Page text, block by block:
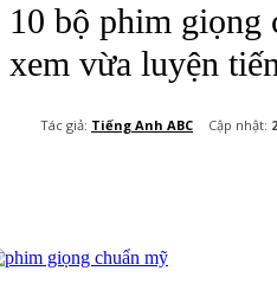
10 bộ phim giọng
xem vừa luyện
Tác giả: Tiếng Anh ABC Cập nhật: